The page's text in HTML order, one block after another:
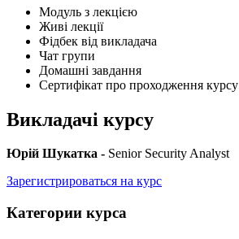
Модуль з лекцією
Живі лекції
Фідбек від викладача
Чат групи
Домашні завдання
Сертифікат про проходження курсу
Викладачі курсу
Юрій Шукатка - Senior Security Analyst
Зарегистрироваться на курс
Категории курса